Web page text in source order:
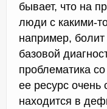
бывает, что на
люди с какими-
например,
базовой
проблематика
ее ресурс очень
находится в